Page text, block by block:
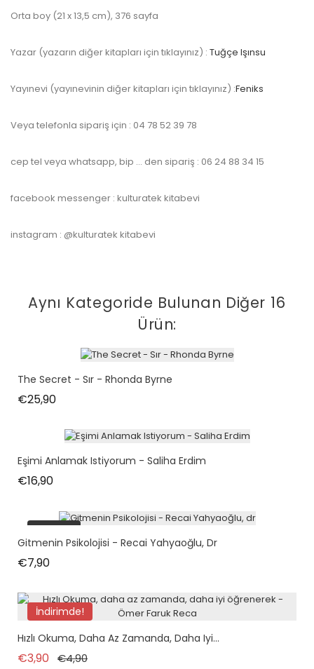
Orta boy (21 x 13,5 cm), 376 sayfa
Yazar (yazarın diğer kitapları için tıklayınız) : Tuğçe Işınsu
Yayınevi (yayınevinin diğer kitapları için tıklayınız) :Feniks
Veya telefonla sipariş için : 04 78 52 39 78
cep tel veya whatsapp, bip … den sipariş : 06 24 88 34 15
facebook messenger : kulturatek kitabevi
instagram : @kulturatek kitabevi
Aynı Kategoride Bulunan Diğer 16
Ürün:
The Secret - Sır - Rhonda Byrne
€25,90Fiyat
Eşimi Anlamak Istiyorum - Saliha Erdim
€16,90Fiyat
tükendi
Gitmenin Psikolojisi - Recai Yahyaoğlu, Dr
€7,90Fiyat
İndirimde!
Hızlı Okuma, Daha Az Zamanda, Daha Iyi...
€3,90 Normal fiyat
€4,90Fiyat